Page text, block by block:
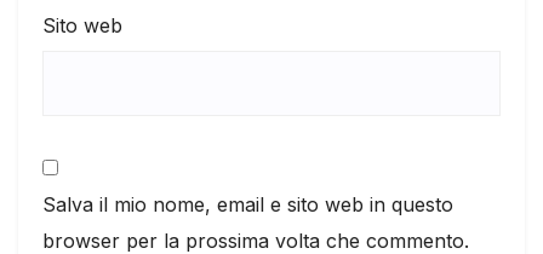
Sito web
Salva il mio nome, email e sito web in questo
browser per la prossima volta che commento.